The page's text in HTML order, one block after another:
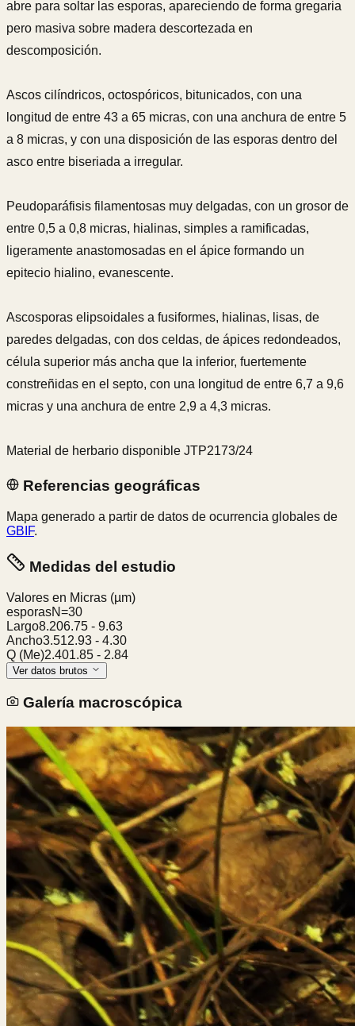
abre para soltar las esporas, apareciendo de forma gregaria
pero masiva sobre madera descortezada en
descomposición.
Ascos cilíndricos, octospóricos, bitunicados, con una
longitud de entre 43 a 65 micras, con una anchura de entre 5
a 8 micras, y con una disposición de las esporas dentro del
asco entre biseriada a irregular.
Peudoparáfisis filamentosas muy delgadas, con un grosor de
entre 0,5 a 0,8 micras, hialinas, simples a ramificadas,
ligeramente anastomosadas en el ápice formando un
epitecio hialino, evanescente.
Ascosporas elipsoidales a fusiformes, hialinas, lisas, de
paredes delgadas, con dos celdas, de ápices redondeados,
célula superior más ancha que la inferior, fuertemente
constreñidas en el septo, con una longitud de entre 6,7 a 9,6
micras y una anchura de entre 2,9 a 4,3 micras.
Material de herbario disponible JTP2173/24
Referencias geográficas
Mapa generado a partir de datos de ocurrencia globales de
GBIF.
Medidas del estudio
Valores en Micras (µm)
esporasN=30
Largo8.206.75 - 9.63
Ancho3.512.93 - 4.30
Q (Me)2.401.85 - 2.84
Ver datos brutos
Galería macroscópica